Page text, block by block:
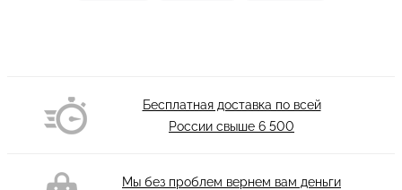
Бесплатная доставка по всей
России свыше 6 500
Мы без проблем вернем вам деньги